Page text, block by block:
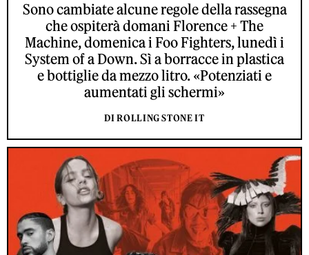
Sono cambiate alcune regole della rassegna
che ospiterà domani Florence + The
Machine, domenica i Foo Fighters, lunedì i
System of a Down. Sì a borracce in plastica
e bottiglie da mezzo litro. «Potenziati e
aumentati gli schermi»
DI ROLLING STONE IT